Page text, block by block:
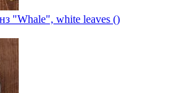
"Whale", white leaves ()